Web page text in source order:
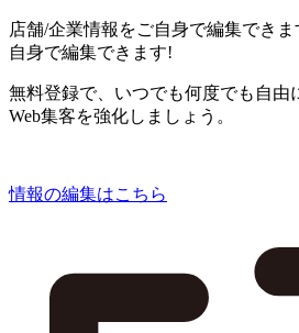
店舗/企業情報をご自身で編集できま
自身で編集できます!
無料登録で、いつでも何度でも自由
Web集客を強化しましょう。
情報の編集はこちら